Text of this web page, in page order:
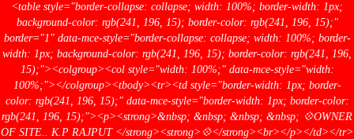
<table style="border-collapse: collapse; width: 100%; border-width: 1px;
background-color: rgb(241, 196, 15); border-color: rgb(241, 196, 15);"
border="1" data-mce-style="border-collapse: collapse; width: 100%; border-
width: 1px; background-color: rgb(241, 196, 15); border-color: rgb(241, 196,
15);"><colgroup><col style="width: 100%;" data-mce-style="width:
100%;"></colgroup><tbody><tr><td style="border-width: 1px; border-
color: rgb(241, 196, 15);" data-mce-style="border-width: 1px; border-color:
rgb(241, 196, 15);"><p><strong>&nbsp; &nbsp; &nbsp; &nbsp; 💠OWNER
OF SITE.. K.P RAJPUT </strong><strong>💠</strong><br></p></td></tr>